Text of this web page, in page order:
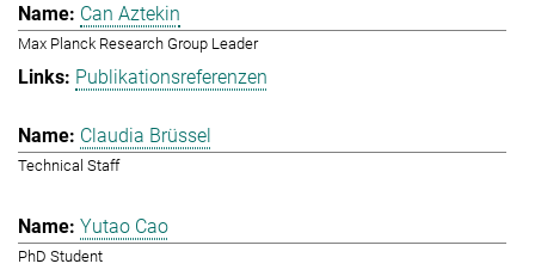
Can Aztekin
Max Planck Research Group Leader
Publikationsreferenzen
Claudia Brüssel
Technical Staff
Yutao Cao
PhD Student